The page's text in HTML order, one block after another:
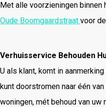
Met alle voorzieningen binnen
Oude Boomgaardstraat voor
Verhuisservice Behouden
U als klant, komt in
kunt doorstromen naar één
woningen, mét behoud van uw